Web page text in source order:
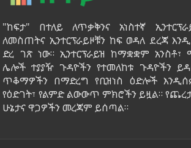
"ከፍታ" በተለይ ለጥቃቅንና አነስተኛ
ለመስጠትና ኢንተርፕራይዞቹን ከፍ ወዳለ ደረጃ
ድረ ገጽ ነው። ኢንተርፕራይዝ ከማቋቋም አንስቶ፣
ሌሎች ተያያዥ ጉዳዮችን የተመለከቱ ጉዳዮችን
ጥቆማዎችን በማድረግ የቢዝነስ ዕድሎች
የዕድገት፣ የልምድ ልውውጥ ምክሮችን ይዟል።
ሁኔታና ዋጋዎችን መረጃም ይሰጣል።